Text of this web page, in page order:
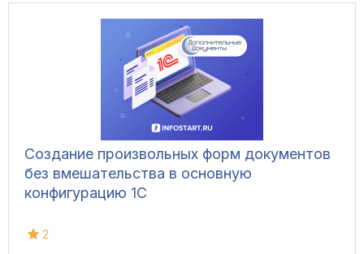
Создание произвольных форм документов
без вмешательства в основную
конфигурацию 1С
2